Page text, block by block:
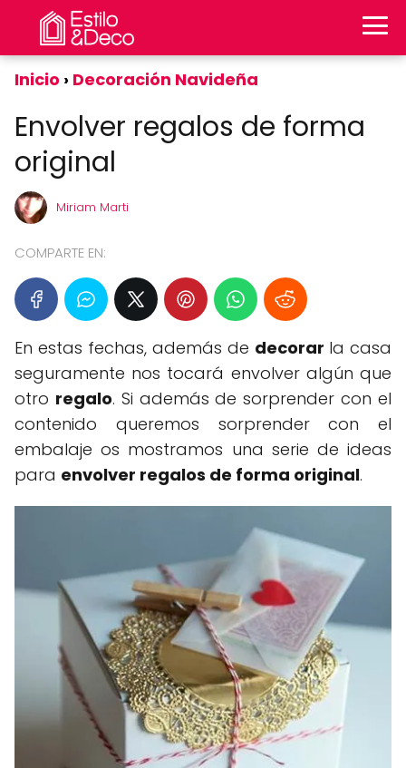
Inicio Decoración Navideña
Envolver regalos de forma
original
Miriam Marti
COMPARTE EN:
En estas fechas, además de decorar la casa
seguramente nos tocará envolver algún que
otro regalo. Si además de sorprender con el
contenido queremos sorprender con el
embalaje os mostramos una serie de ideas
para envolver regalos de forma original.